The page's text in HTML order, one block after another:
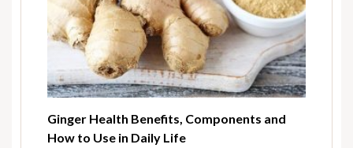
Ginger Health Benefits, Components and
How to Use in Daily Life